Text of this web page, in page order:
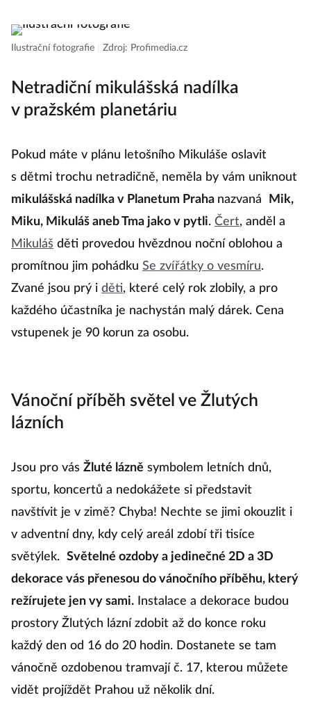
Ilustrační fotografie Zdroj: Profimedia.cz
Netradiční mikulášská nadílka
v pražském planetáriu
Pokud máte v plánu letošního Mikuláše oslavit
s dětmi trochu netradičně, neměla by vám uniknout
mikulášská nadílka v Planetum Praha nazvaná
Mik,
Miku, Mikuláš aneb Tma jako v pytli. Čert, anděl a
Mikuláš děti provedou hvězdnou noční oblohou a
promítnou jim pohádku Se zvířátky o vesmíru.
Zvané jsou prý i děti, které celý rok zlobily, a pro
každého účastníka je nachystán malý dárek. Cena
vstupenek je 90 korun za osobu.
Vánoční příběh světel ve Žlutých
lázních
Jsou pro vás Žluté lázně symbolem letních dnů,
sportu, koncertů a nedokážete si představit
navštívit je v zimě? Chyba! Nechte se jimi okouzlit i
v adventní dny, kdy celý areál zdobí tři tisíce
světýlek. Světelné ozdoby a jedinečné 2D a 3D
dekorace vás přenesou do vánočního příběhu, který
režírujete jen vy sami. Instalace a dekorace budou
prostory Žlutých lázní zdobit až do konce roku
každý den od 16 do 20 hodin. Dostanete se tam
vánočně ozdobenou tramvají č. 17, kterou můžete
vidět projíždět Prahou už několik dní.